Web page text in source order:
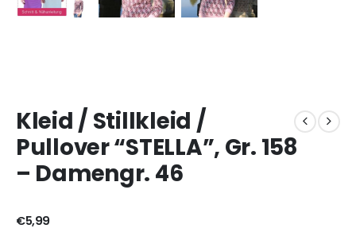
Kleid / Stillkleid /
Pullover “STELLA”, Gr. 158
– Damengr. 46
€5,99